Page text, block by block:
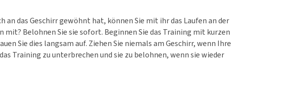
an das Geschirr gewöhnt hat, können Sie mit ihr das Laufen an der
Belohnen Sie sie sofort. Beginnen Sie das Training mit kurzen
Sie dies langsam auf. Ziehen Sie niemals am Geschirr, wenn Ihre
Training zu unterbrechen und sie zu belohnen, wenn sie wieder